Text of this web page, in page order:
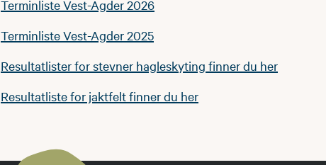
Terminliste Vest-Agder 2026
Terminliste Vest-Agder 2025
Resultatlister for stevner hagleskyting finner du her
Resultatliste for jaktfelt finner du her